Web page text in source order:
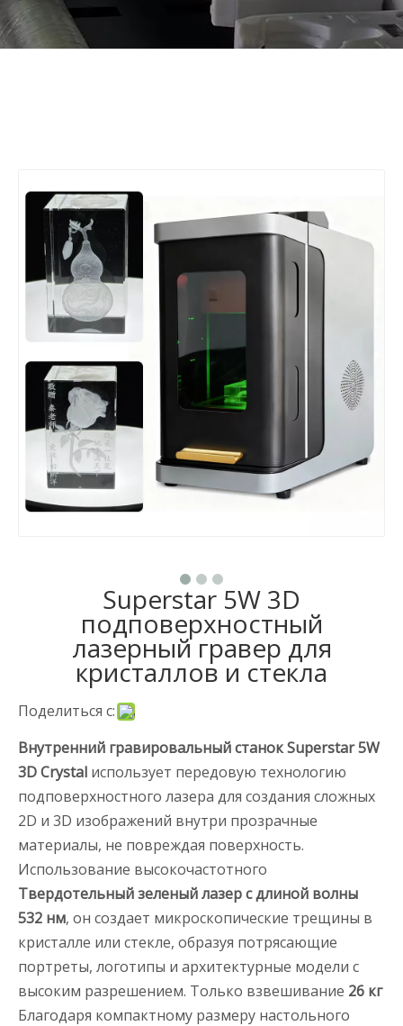
Superstar 5W 3D
подповерхностный
лазерный гравер для
кристаллов и стекла
Поделиться с:
Внутренний гравировальный станок Superstar 5W
3D Crystal использует передовую технологию
подповерхностного лазера для создания сложных
2D и 3D изображений внутри прозрачные
материалы, не повреждая поверхность.
Использование высокочастотного
Твердотельный зеленый лазер с длиной волны
532 нм, он создает микроскопические трещины в
кристалле или стекле, образуя потрясающие
портреты, логотипы и архитектурные модели с
высоким разрешением. Только взвешивание 26 кг
Благодаря компактному размеру настольного